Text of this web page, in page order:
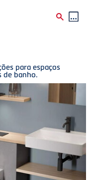
para espaços
de banho.